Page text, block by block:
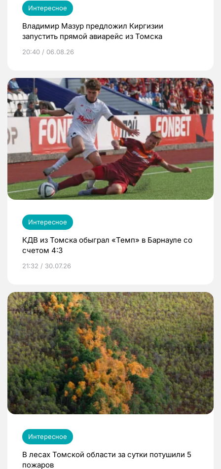
Интересное
Владимир Мазур предложил Киргизии
запустить прямой авиарейс из Томска
20:40 / 06.08.26
Интересное
КДВ из Томска обыграл «Темп» в Барнауле со
счетом 4:3
21:32 / 30.07.26
Интересное
В лесах Томской области за сутки потушили 5
пожаров